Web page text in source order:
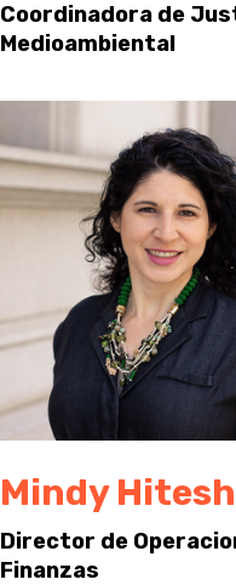
Coordinadora de
Medioambiental
Mindy
Director de
Finanzas